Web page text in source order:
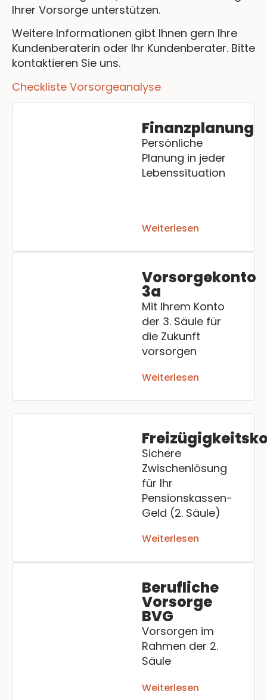
Ihrer Vorsorge unterstützen.
Weitere Informationen gibt Ihnen gern Ihre
Kundenberaterin oder Ihr Kundenberater. Bitte
kontaktieren Sie uns.
Checkliste Vorsorgeanalyse
Finanzplanung
Persönliche
Planung in jeder
Lebenssituation
Weiterlesen
Vorsorgekonto
3a
Mit Ihrem Konto
der 3. Säule für
die Zukunft
vorsorgen
Weiterlesen
Sichere
Zwischenlösung
für Ihr
Pensionskassen-
Geld (2. Säule)
Weiterlesen
Berufliche
Vorsorge
BVG
Vorsorgen im
Rahmen der 2.
Säule
Weiterlesen